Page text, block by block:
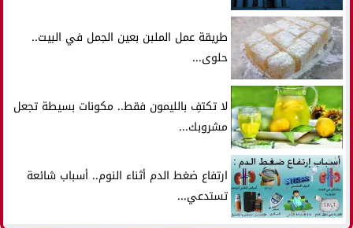
طريقة عمل الملبن بعين الجمل في البيت..
حلوى...
لا تكتفِ بالليمون فقط.. مكونات بسيطة تجعل
مشروبك...
ارتفاع ضغط الدم أثناء النوم.. أسباب شائعة
تستدعي...